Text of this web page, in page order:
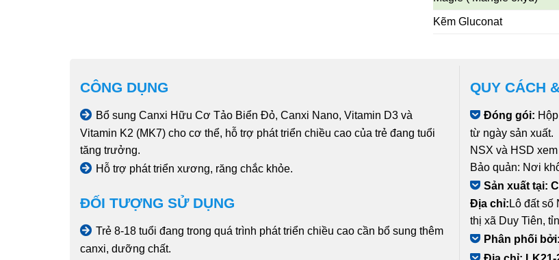
Kẽm Gluconat
CÔNG DỤNG
Bổ sung Canxi Hữu Cơ Tảo Biển Đỏ, Canxi Nano, Vitamin D3 và
Vitamin K2 (MK7) cho cơ thể, hỗ trợ phát triển chiều cao của trẻ đang tuổi
tăng trưởng.
Hỗ trợ phát triển xương, răng chắc khỏe.
ĐỐI TƯỢNG SỬ DỤNG
Trẻ 8-18 tuổi đang trong quá trình phát triển chiều cao cần bổ sung thêm
canxi, dưỡng chất.
QUY CÁCH
Đóng gói:
từ ngày sản xuất.
NSX và HSD
Bảo quản: Nơi
Sản xuất tại:
Địa chỉ: Lô đất
thị xã Duy Tiên,
Phân phối bởi: